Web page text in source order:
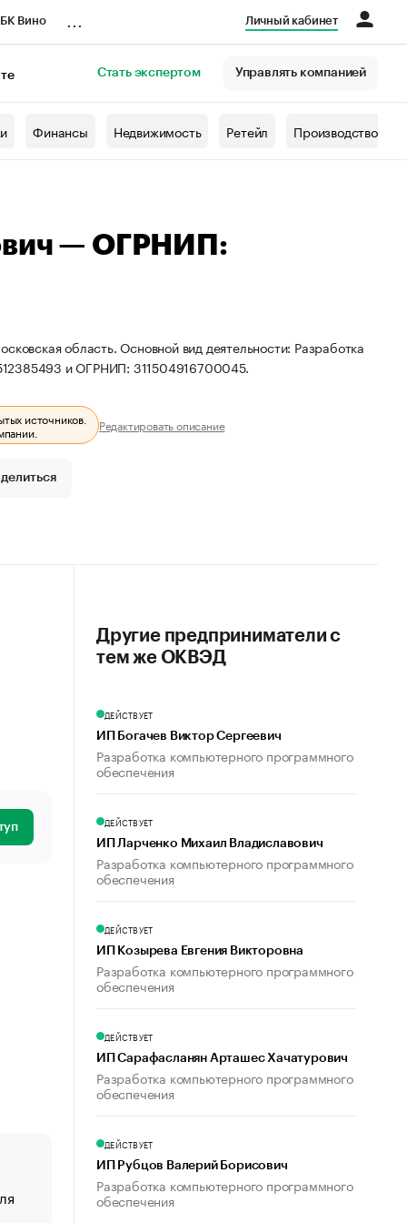
Вино Личный кабинет
Стать экспертом Управлять компанией
Финансы Недвижимость Ретейл Производство
— ОГРНИП:
область. Основной вид деятельности: Разработка
и ОГРНИП: 311504916700045.
источников.
Редактировать описание
«От спорта тело стареет иначе». Как живет глава
создавшей GTA
Другие предприниматели с
тем же ОКВЭД
ДЕЙСТВУЕТ
ИП Богачев Виктор Сергеевич
Разработка компьютерного программного
обеспечения
ДЕЙСТВУЕТ
ИП Ларченко Михаил Владиславович
Разработка компьютерного программного
обеспечения
ДЕЙСТВУЕТ
ИП Козырева Евгения Викторовна
Разработка компьютерного программного
обеспечения
ДЕЙСТВУЕТ
ИП Сарафасланян Арташес Хачатурович
Разработка компьютерного программного
обеспечения
ДЕЙСТВУЕТ
ИП Рубцов Валерий Борисович
Разработка компьютерного программного
обеспечения